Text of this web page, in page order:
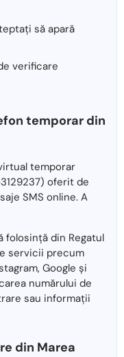
să apară
verificare
temporar din
temporar
oferit de
SMS online. A
folosință din Regatul
servicii precum
Google și
numărului de
sau informații
din Marea